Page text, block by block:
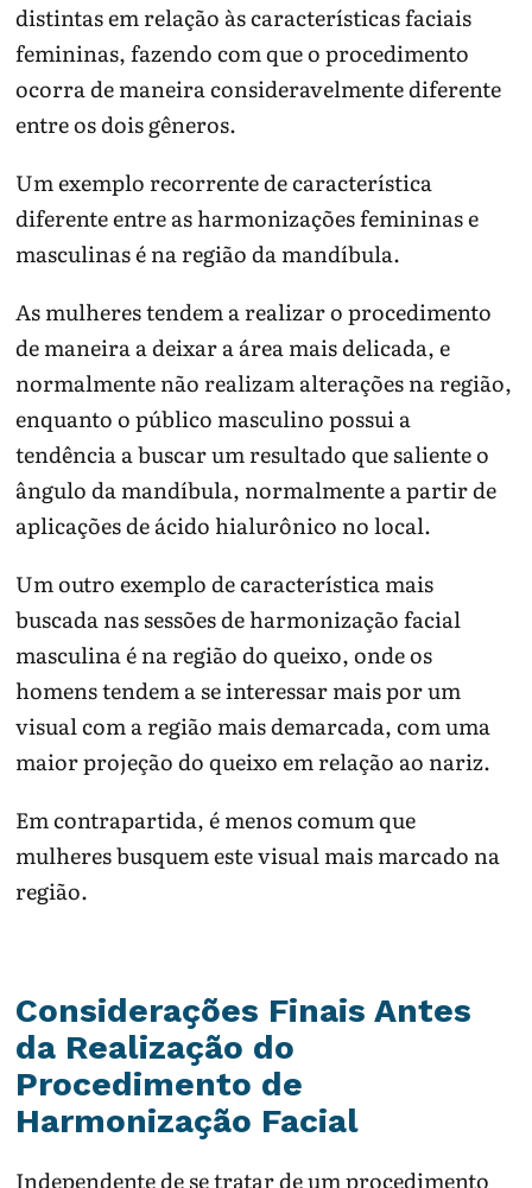
distintas em relação às características faciais
femininas, fazendo com que o procedimento
ocorra de maneira consideravelmente diferente
entre os dois gêneros.
Um exemplo recorrente de característica
diferente entre as harmonizações femininas e
masculinas é na região da mandíbula.
As mulheres tendem a realizar o procedimento
de maneira a deixar a área mais delicada, e
normalmente não realizam alterações na região,
enquanto o público masculino possui a
tendência a buscar um resultado que saliente o
ângulo da mandíbula, normalmente a partir de
aplicações de ácido hialurônico no local.
Um outro exemplo de característica mais
buscada nas sessões de harmonização facial
masculina é na região do queixo, onde os
homens tendem a se interessar mais por um
visual com a região mais demarcada, com uma
maior projeção do queixo em relação ao nariz.
Em contrapartida, é menos comum que
mulheres busquem este visual mais marcado na
região.
Considerações Finais Antes
da Realização do
Procedimento de
Harmonização Facial
Independente de se tratar de um procedimento